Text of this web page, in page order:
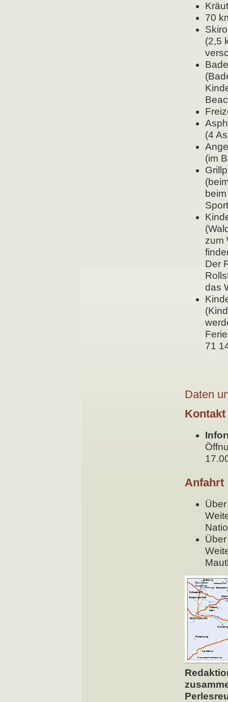
70
(2,5
(4
(im
zum
Der
das
71
Daten
Anfahrt